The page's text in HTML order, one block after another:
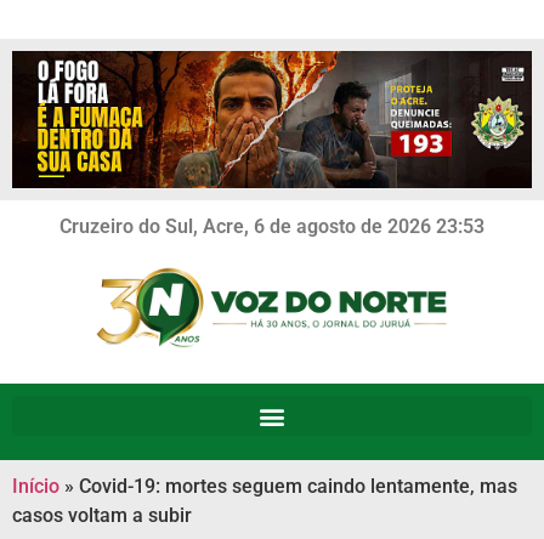
Cruzeiro do Sul, Acre, 6 de agosto de 2026 23:53
Início » Covid-19: mortes seguem caindo lentamente, mas
casos voltam a subir